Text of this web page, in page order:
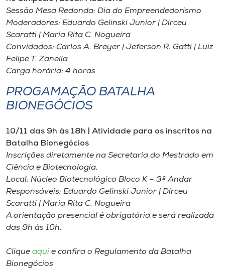
Sessão Mesa Redonda: Dia do Empreendedorismo
Moderadores: Eduardo Gelinski Junior | Dirceu
Scaratti | Maria Rita C. Nogueira
Convidados: Carlos A. Breyer | Jeferson R. Gatti | Luiz
Felipe T. Zanella
Carga horária: 4 horas
PROGAMAÇÃO BATALHA
BIONEGÓCIOS
10/11 das 9h às 18h | Atividade para os inscritos na
Batalha Bionegócios
Inscrições diretamente na Secretaria do Mestrado em
Ciência e Biotecnologia.
Local: Núcleo Biotecnológico Bloco K – 3º Andar
Responsáveis: Eduardo Gelinski Junior | Dirceu
Scaratti | Maria Rita C. Nogueira​
A orientação presencial é obrigatória e será realizada
das 9h às 10h.
Clique aqui e confira o Regulamento da Batalha
Bionegócios